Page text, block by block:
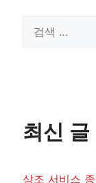
최신 글
상조 서비스